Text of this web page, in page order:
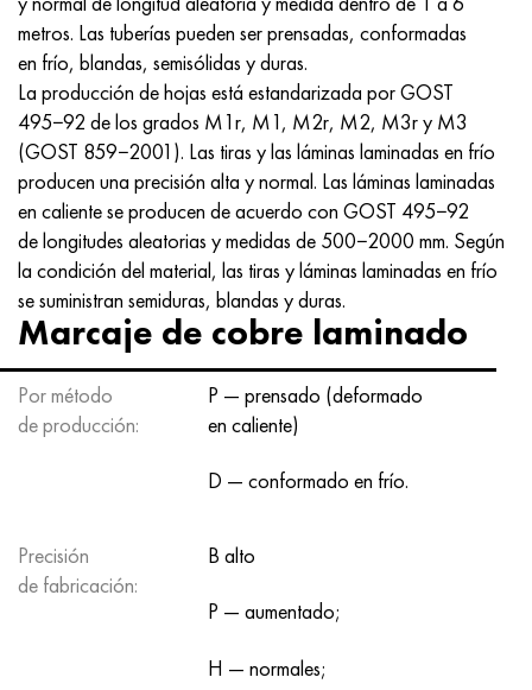
metros. Las tuberías pueden ser prensadas, conformadas
en frío, blandas, semisólidas y duras.
La producción de hojas está estandarizada por GOST
495−92 de los grados M1r, M1, M2r, M2, M3r y M3
(GOST 859−2001). Las tiras y las láminas laminadas en frío
producen una precisión alta y normal. Las láminas laminadas
en caliente se producen de acuerdo con GOST 495−92
de longitudes aleatorias y medidas de 500−2000 mm. Según
la condición del material, las tiras y láminas laminadas en frío
se suministran semiduras, blandas y duras.
Marcaje de cobre laminado
Por método
de producción:
P — prensado (deformado
en caliente)
D — conformado en frío.
Precisión
de fabricación:
B alto
P — aumentado;
H — normales;
Hastelloy C-276
Hastelloy C2000
Hastelloy 3
Hastelloy x
udimet 500
udimet 720
40XFA, 1.7223, AISI 4142
45X, 45h, 1.7035
45HN2MFA, k2425, 45hnmf
A40G, 44smn28, 1.0762, 46s20